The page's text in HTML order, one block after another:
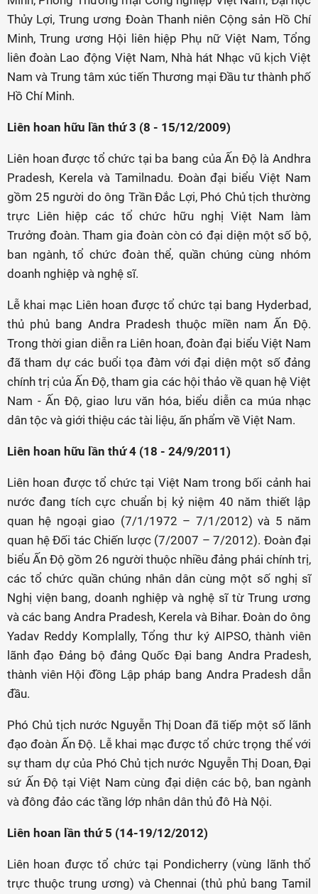
Thủy Lợi, Trung ương Đoàn Thanh niên Cộng sản Hồ Chí
Minh, Trung ương Hội liên hiệp Phụ nữ Việt Nam, Tổng
liên đoàn Lao động Việt Nam, Nhà hát Nhạc vũ kịch Việt
Nam và Trung tâm xúc tiến Thương mại Đầu tư thành phố
Hồ Chí Minh.
Liên hoan hữu lần thứ 3 (8 - 15/12/2009)
Liên hoan được tổ chức tại ba bang của Ấn Độ là Andhra
Pradesh, Kerela và Tamilnadu. Đoàn đại biểu Việt Nam
gồm 25 người do ông Trần Đắc Lợi, Phó Chủ tịch thường
trực Liên hiệp các tổ chức hữu nghị Việt Nam làm
Trưởng đoàn. Tham gia đoàn còn có đại diện một số bộ,
ban ngành, tổ chức đoàn thể, quần chúng cùng nhóm
doanh nghiệp và nghệ sĩ.
Lễ khai mạc Liên hoan được tổ chức tại bang Hyderbad,
thủ phủ bang Andra Pradesh thuộc miền nam Ấn Độ.
Trong thời gian diễn ra Liên hoan, đoàn đại biểu Việt Nam
đã tham dự các buổi tọa đàm với đại diện một số đảng
chính trị của Ấn Độ, tham gia các hội thảo về quan hệ Việt
Nam - Ấn Độ, giao lưu văn hóa, biểu diễn ca múa nhạc
dân tộc và giới thiệu các tài liệu, ấn phẩm về Việt Nam.
Liên hoan hữu lần thứ 4 (18 - 24/9/2011)
Liên hoan được tổ chức tại Việt Nam trong bối cảnh hai
nước đang tích cực chuẩn bị kỷ niệm 40 năm thiết lập
quan hệ ngoại giao (7/1/1972 – 7/1/2012) và 5 năm
quan hệ Đối tác Chiến lược (7/2007 – 7/2012). Đoàn đại
biểu Ấn Độ gồm 26 người thuộc nhiều đảng phái chính trị,
các tổ chức quần chúng nhân dân cùng một số nghị sĩ
Nghị viện bang, doanh nghiệp và nghệ sĩ từ Trung ương
và các bang Andra Pradesh, Kerela và Bihar. Đoàn do ông
Yadav Reddy Komplally, Tổng thư ký AIPSO, thành viên
lãnh đạo Đảng bộ đảng Quốc Đại bang Andra Pradesh,
thành viên Hội đồng Lập pháp bang Andra Pradesh dẫn
đầu.
Phó Chủ tịch nước Nguyễn Thị Doan đã tiếp một số lãnh
đạo đoàn Ấn Độ. Lễ khai mạc được tổ chức trọng thể với
sự tham dự của Phó Chủ tịch nước Nguyễn Thị Doan, Đại
sứ Ấn Độ tại Việt Nam cùng đại diện các bộ, ban ngành
và đông đảo các tầng lớp nhân dân thủ đô Hà Nội.
Liên hoan lần thứ 5 (14-19/12/2012)
Liên hoan được tổ chức tại Pondicherry (vùng lãnh thổ
trực thuộc trung ương) và Chennai (thủ phủ bang Tamil